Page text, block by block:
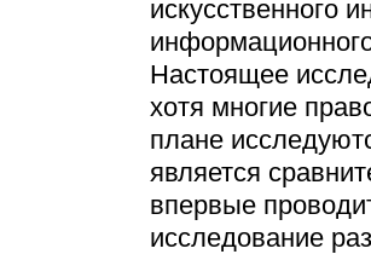
искусственного
Настоящее
хотя многие
плане
является
впервые
исследование